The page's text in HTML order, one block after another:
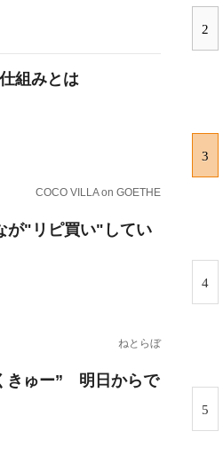
組みとは
COCO VILLA on GOETHE
が"リピ買い"してい
ねとらぼ
きゅー” 明日からで
2
3
4
5